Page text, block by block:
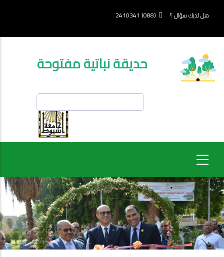
الرئيسي
هل لديك سؤال ؟ (088) 2410341
حديقة نباتية مفتوحة
بحث